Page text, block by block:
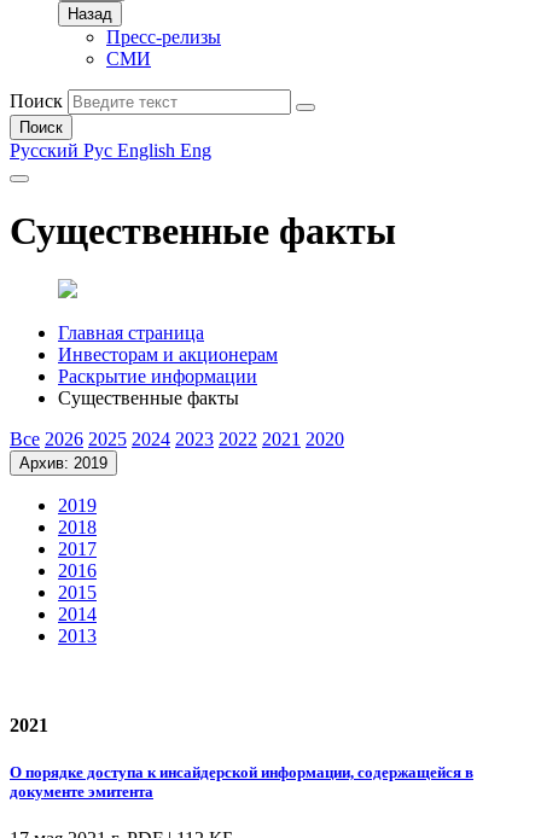
Назад
Пресс-релизы
СМИ
Поиск
Поиск
Русский Рус English Eng
Существенные факты
Главная страница
Инвесторам и акционерам
Раскрытие информации
Существенные факты
Все 2026 2025 2024 2023 2022 2021 2020
Архив: 2019
2019
2018
2017
2016
2015
2014
2013
2021
О порядке доступа к инсайдерской информации, содержащейся в
документе эмитента